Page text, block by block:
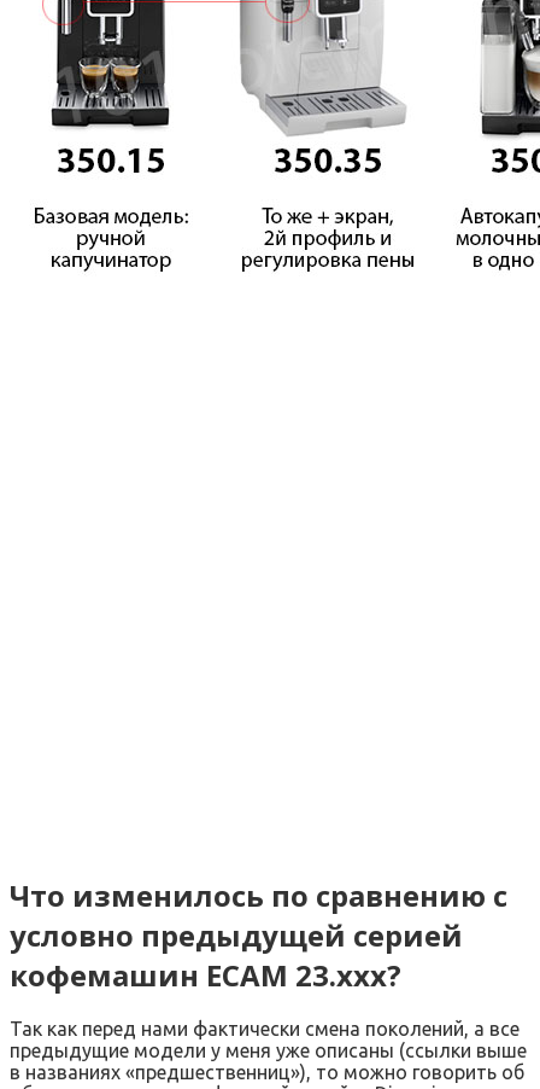
Что изменилось по сравнению с
условно предыдущей серией
кофемашин ECAM 23.xxx?
Так как перед нами фактически смена поколений, а все
предыдущие модели у меня уже описаны (ссылки выше
в названиях «предшественниц»), то можно говорить об